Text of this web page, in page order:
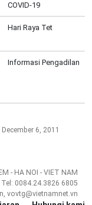
COVID-19
Hari Raya Tet
Informasi Pengadilan
6, 2011
- HA NOI - VIET NAM
Tel: 0084.24.3826 6805
vovtg@vietnamnet.vn